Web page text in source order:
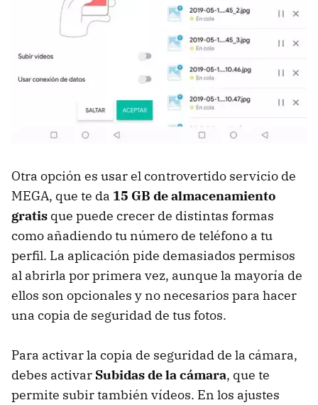
Otra opción es usar el controvertido servicio de
MEGA, que te da 15 GB de almacenamiento
gratis que puede crecer de distintas formas
como añadiendo tu número de teléfono a tu
perfil. La aplicación pide demasiados permisos
al abrirla por primera vez, aunque la mayoría de
ellos son opcionales y no necesarios para hacer
una copia de seguridad de tus fotos.
Para activar la copia de seguridad de la cámara,
debes activar Subidas de la cámara, que te
permite subir también vídeos. En los ajustes